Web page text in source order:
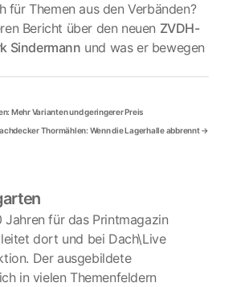
für Themen aus den Verbänden?
Bericht über den neuen ZVDH-
Sindermann und was er bewegen
Mehr Varianten und geringerer Preis
Thormählen: Wenn die Lagerhalle abbrennt→
Jahren für das Printmagazin
leitet dort und bei Dach\Live
Der ausgebildete
in vielen Themenfeldern